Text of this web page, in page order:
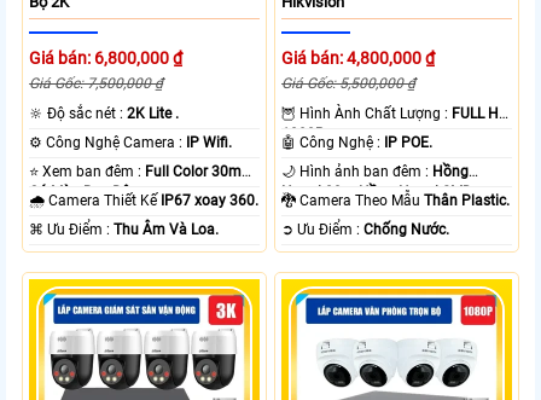
Giá bán: 6,800,000 ₫
Giá Gốc: 7,500,000 ₫
🔆 Độ sắc nét :2K Lite .
⚙ Công Nghệ Camera :
IP Wifi.
⭐ Xem ban đêm : Full Color 30m
Có Màu Ban Ðêm.
🌧️ Camera Thiết Kế IP67 xoay 360.
️⌘ Ưu Điểm :Thu Âm Và Loa.
Giá bán: 4,800,000 ₫
Giá Gốc: 5,500,000 ₫
🦉 Hình Ành Chất Lượng : FULL HD
1080P .
🤖️ Công Nghệ :
IP POE.
🌙 Hình ảnh ban đêm : Hồng
Ngoại 20m Hồng Ngoại SMD.
🐉️ Camera Theo MẫuThân Plastic.
️➲ Ưu Điểm :Chống Nước.